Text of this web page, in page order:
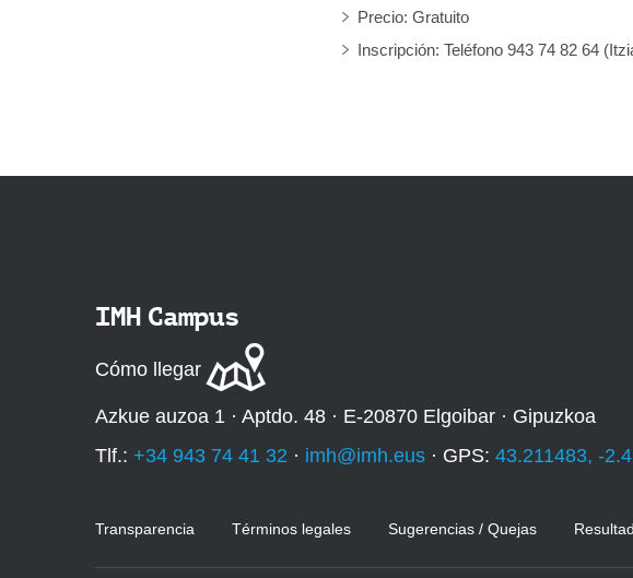
Precio: Gratuito
Inscripción: Teléfono 943 74 82 64
IMH Campus
Cómo llegar
Azkue auzoa 1 · Aptdo. 48 · E-20870 Elgoibar · Gipuzkoa
Tlf.: +34 943 74 41 32 · imh@imh.eus · GPS: 43.211483, -
Transparencia Términos legales Sugerencias / Quejas